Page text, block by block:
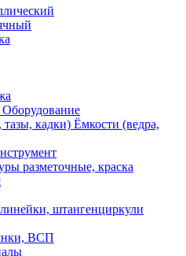
Ёмкости (ведра,
разметочные, краска
штангенциркули
ВСП